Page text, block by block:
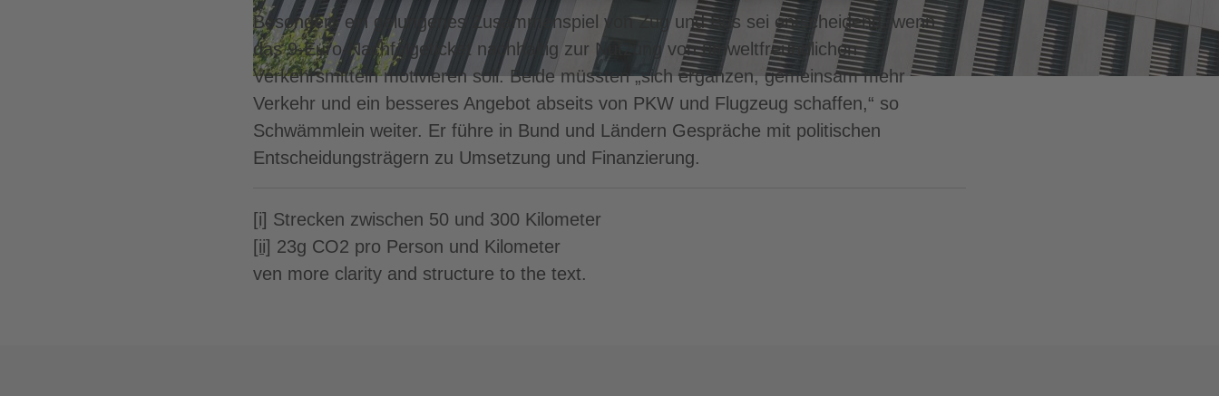
Besonders ein gelungenes Zusammenspiel von Zug und Bus sei entscheidend, wenn
das 9-Euro-Nachfolgeticket nachhaltig zur Nutzung von umweltfreundlichen
Verkehrsmitteln motivieren soll. Beide müssten „sich ergänzen, gemeinsam mehr
Verkehr und ein besseres Angebot abseits von PKW und Flugzeug schaffen,“ so
Schwämmlein weiter. Er führe in Bund und Ländern Gespräche mit politischen
Entscheidungsträgern zu Umsetzung und Finanzierung.
[i] Strecken zwischen 50 und 300 Kilometer
[ii] 23g CO2 pro Person und Kilometer
ven more clarity and structure to the text.